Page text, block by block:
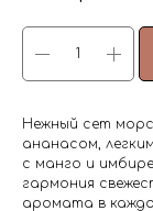
Нежный сет
ананасом,
с манго и
гармония
аромата в